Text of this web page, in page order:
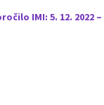
IMI: 5. 12. 2022